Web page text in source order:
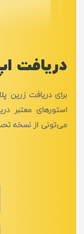
دریافت
برای دریافت زرین
می‌تونی از نسخه